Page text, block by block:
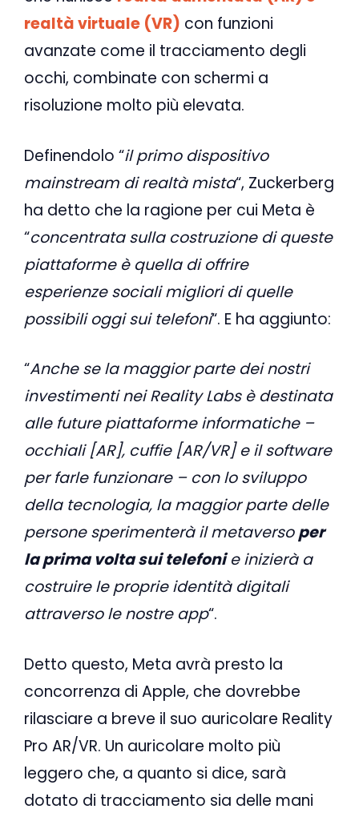
realtà virtuale (VR) con funzioni
avanzate come il tracciamento degli
occhi, combinate con schermi a
risoluzione molto più elevata.
Definendolo “il primo dispositivo
mainstream di realtà mista“, Zuckerberg
ha detto che la ragione per cui Meta è
“concentrata sulla costruzione di queste
piattaforme è quella di offrire
esperienze sociali migliori di quelle
possibili oggi sui telefoni“. E ha aggiunto:
“Anche se la maggior parte dei nostri
investimenti nei Reality Labs è destinata
alle future piattaforme informatiche –
occhiali [AR], cuffie [AR/VR] e il software
per farle funzionare – con lo sviluppo
della tecnologia, la maggior parte delle
persone sperimenterà il metaversoper
la prima volta sui telefonie inizierà a
costruire le proprie identità digitali
attraverso le nostre app“.
Detto questo, Meta avrà presto la
concorrenza di Apple, che dovrebbe
rilasciare a breve il suo auricolare Reality
Pro AR/VR. Un auricolare molto più
leggero che, a quanto si dice, sarà
dotato di tracciamento sia delle mani